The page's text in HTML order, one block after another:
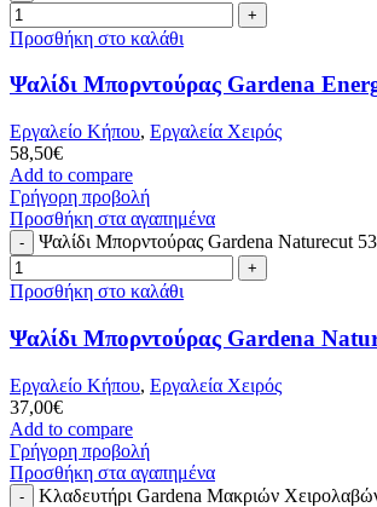
Προσθήκη στο καλάθι
Ψαλίδι Μπορντούρας Gardena
Εργαλείο Κήπου, Εργαλεία Χειρός
58,50€
Add to compare
Γρήγορη προβολή
Προσθήκη στα αγαπημένα
Ψαλίδι Μπορντούρας Gardena Naturecut
Προσθήκη στο καλάθι
Ψαλίδι Μπορντούρας Gardena
Εργαλείο Κήπου, Εργαλεία Χειρός
37,00€
Add to compare
Γρήγορη προβολή
Προσθήκη στα αγαπημένα
Κλαδευτήρι Gardena Μακριών